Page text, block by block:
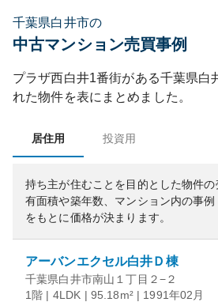
千葉県白井市の
中古マンション売買事例
プラザ西白井1番街がある千葉県白
れた物件を表にまとめました。
居住用 投資用
持ち主が住むことを目的とした物件の
有面積や築年数、マンション内の事
をもとに価格が決まります。
アーバンエクセル白井Ｄ棟
千葉県白井市南山１丁目２−２
1階 | 4LDK | 95.18m² | 1991年02月